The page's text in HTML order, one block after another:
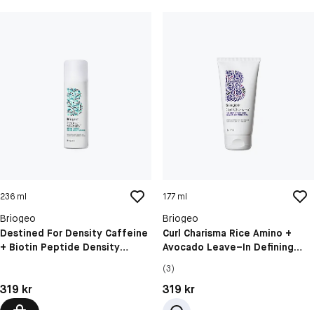
236 ml
Briogeo
Destined For Density Caffeine
+ Biotin Peptide Density
Pris: 319 kr
319 kr
177 ml
Briogeo
Curl Charisma Rice Amino +
Avocado Leave–In Defining
(3)
Pris: 319 kr
319 kr